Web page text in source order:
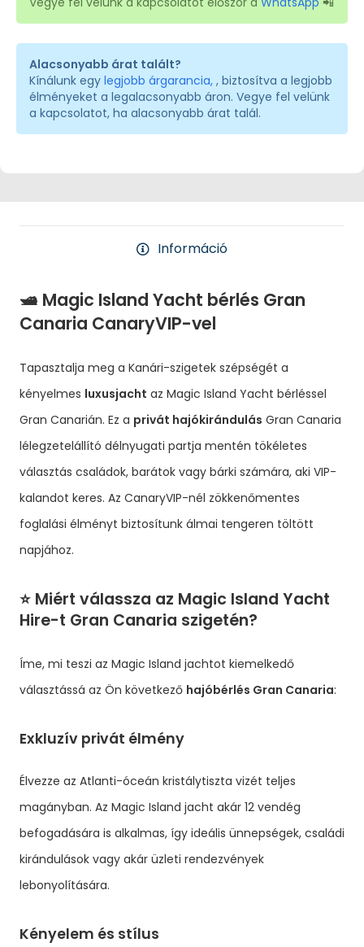
Alacsonyabb árat talált?
Kínálunk egy legjobb árgarancia, , biztosítva a legjobb
élményeket a legalacsonyabb áron. Vegye fel velünk
a kapcsolatot, ha alacsonyabb árat talál.
Információ
🛥️ Magic Island Yacht bérlés Gran
Canaria CanaryVIP-vel
Tapasztalja meg a Kanári-szigetek szépségét a
kényelmes luxusjacht az Magic Island Yacht bérléssel
Gran Canarián. Ez a privát hajókirándulás Gran Canaria
lélegzetelállító délnyugati partja mentén tökéletes
választás családok, barátok vagy bárki számára, aki VIP-
kalandot keres. Az CanaryVIP-nél zökkenőmentes
foglalási élményt biztosítunk álmai tengeren töltött
napjához.
⭐️ Miért válassza az Magic Island Yacht
Hire-t Gran Canaria szigetén?
Íme, mi teszi az Magic Island jachtot kiemelkedő
választássá az Ön következő hajóbérlés Gran Canaria:
Exkluzív privát élmény
Élvezze az Atlanti-óceán kristálytiszta vizét teljes
magányban. Az Magic Island jacht akár 12 vendég
befogadására is alkalmas, így ideális ünnepségek, családi
kirándulások vagy akár üzleti rendezvények
lebonyolítására.
Kényelem és stílus